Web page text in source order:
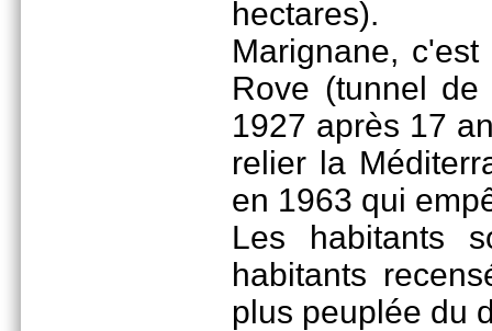
hectares).
Marignane,
Rove (tunnel
1927 après 17
relier la
en 1963 qui
Les habitants
habitants
plus peuplée du